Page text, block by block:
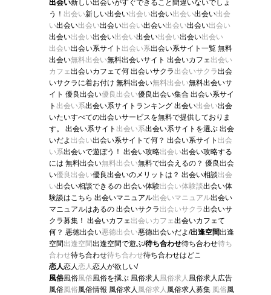
出会い新しい出会いがすぐできること間違いないでしょ
う！ 出会い新しい出会い出会い出会い出会い出会い出会
い出会い出会い出会い出会い出会い出会い出会い出会い
出会い出会い出会い出会い出会い出会い出会い出会い
出会い出会い系サイト 出会い系出会い系サイト一覧 無料
出会い無料出会い無料出会いサイト 出会いカフェ出会い
カフェ出会いカフェて何 出会いサクラ 出会いサクラ出会
いサクラに着お付け 無料出会い無料出会い無料出会いサ
イト 優良出会い優良出会い優良出会い集合 出会い系サイ
ト 出会い系出会い系サイトランキング 出会い出会い出会
いたいすべての出会いサービスを無料で提供しておりま
す。 出会い系サイト 出会い系出会い系サイトを選ぶ 出会
いだよ 出会い出会い系サイトて何？ 出会い系サイト 出会
い系出会いで遊ぼう！ 出会い攻略出会い出会い攻略する
には 無料出会い無料出会い無料で出会えるの？ 優良出会
い優良出会い優良出会いのメリットは？ 出会い相談出会
い出会い相談できるの 出会い体験出会い体験談出会い体
験談はこちら 出会いマニュアル出会いマニュアル出会い
マニュアルはあるの 出会いサクラ 出会いサクラ出会いサ
クラ募集！ 出会いカフェ出会いカフェ出会いカフェて
何？ 悪徳出会い悪徳出会い悪徳出会いだよ/出逢空間出逢
空間出逢空間出逢空間で遊ぶ/待ち合わせ待ち合わせ待ち
合わせ待ち合わせ待ち合わせ待ち合わせはどこ
恋人恋人恋人恋人が欲しい/
風俗風俗風俗風俗を撰ぶ 風俗求人 風俗求人 風俗求人広告
風俗風俗風俗情報 風俗求人 風俗求人 風俗求人募集 風俗風